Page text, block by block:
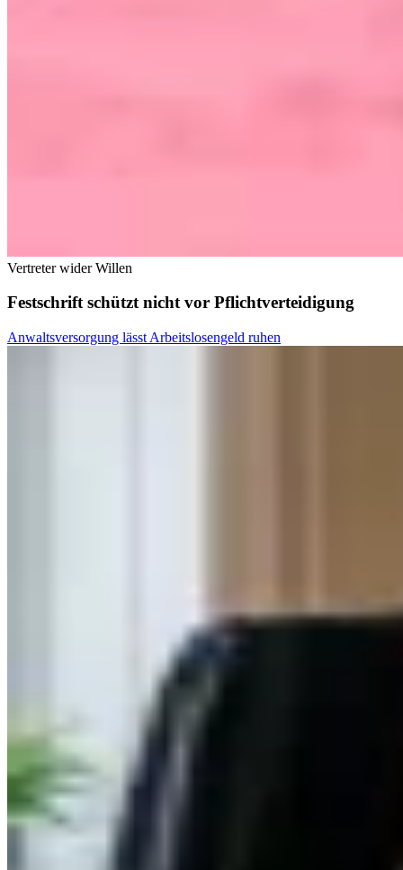
Vertreter wider Willen
Festschrift schützt nicht vor Pflichtverteidigung
Anwaltsversorgung lässt Arbeitslosengeld ruhen